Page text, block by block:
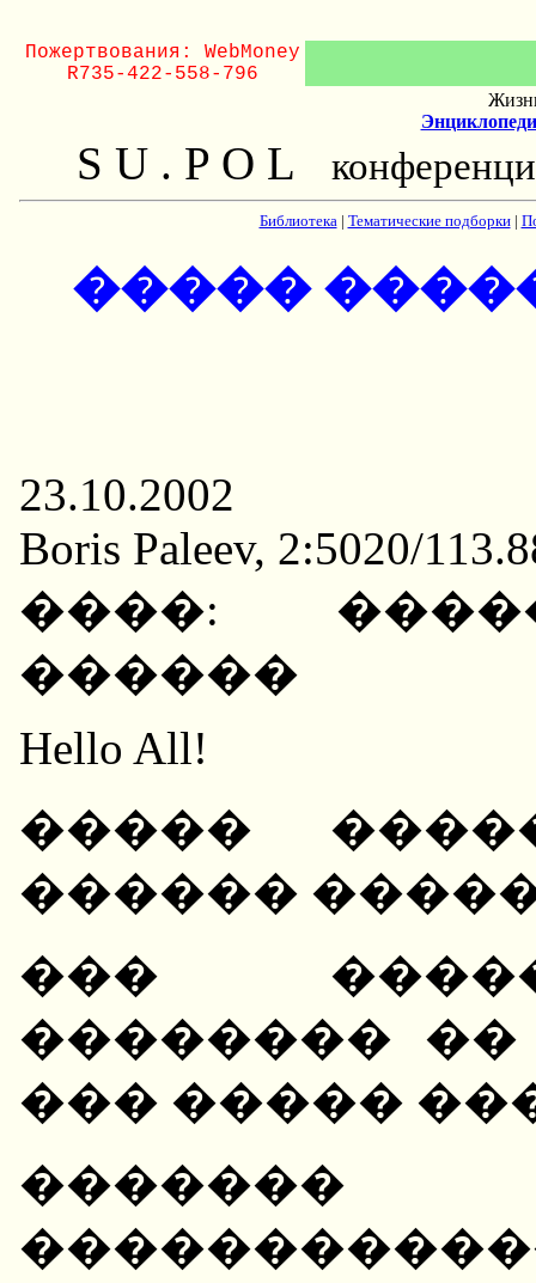
Пожертвования: WebMoney
R735-422-558-796
S U . P O L
Библиотека| Тематические подборки|
�����
23.10.2002
Boris Paleev, 2:5020/
����:
������
Hello All!
�����
������
���
��������
��� �����
�������